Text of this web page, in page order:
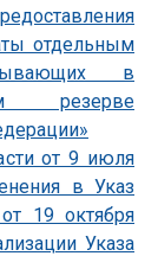
отдельным
в
резерве
от 9 июля
в Указ
19 октября
Указа